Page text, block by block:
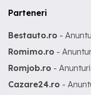
Parteneri
Bestauto.ro -
Romimo.ro -
Romjob.ro -
Cazare24.ro -